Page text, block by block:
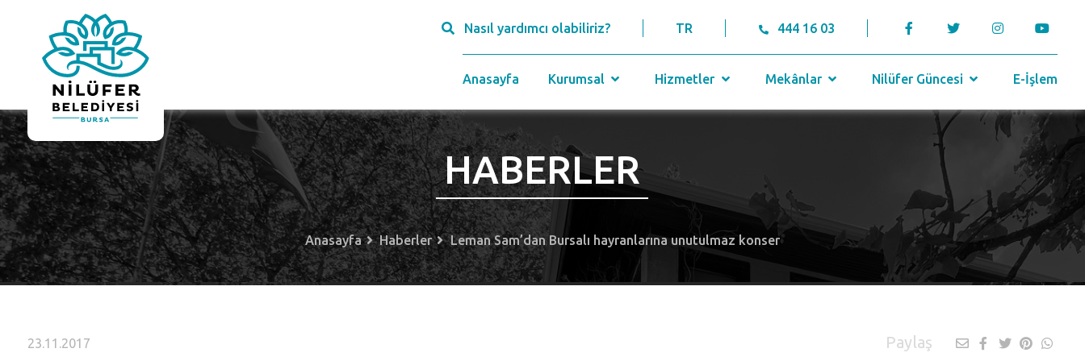
Nasıl yardımcı olabiliriz? TR 444 16 03
Anasayfa Kurumsal Hizmetler Mekânlar Nilüfer Güncesi E-İşlem
HABERLER
Anasayfa Haberler Leman Sam’dan Bursalı hayranlarına unutulmaz konser
23.11.2017 Paylaş